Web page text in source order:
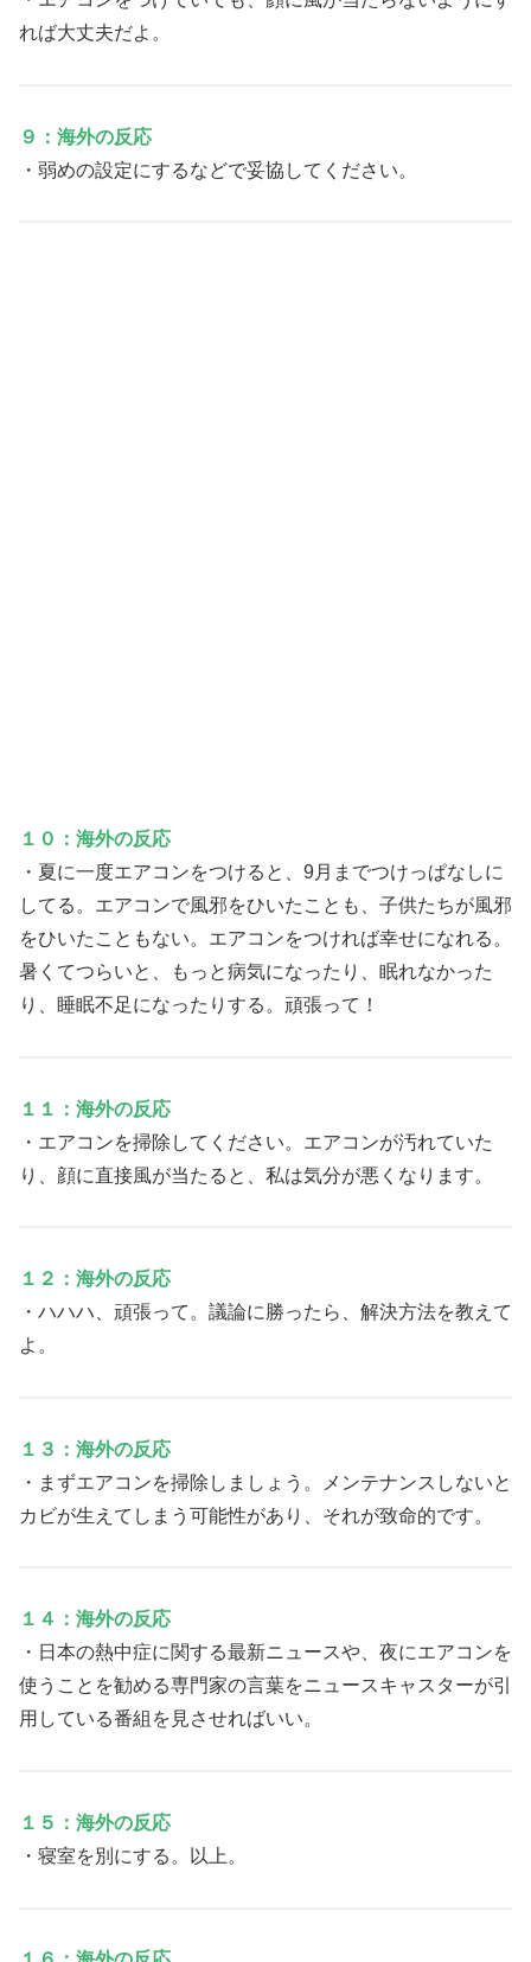
れば大丈夫だよ。
９：海外の反応
・弱めの設定にするなどで妥協してください。
１０：海外の反応
・夏に一度エアコンをつけると、9月までつけっぱなしに
してる。エアコンで風邪をひいたことも、子供たちが風邪
をひいたこともない。エアコンをつければ幸せになれる。
暑くてつらいと、もっと病気になったり、眠れなかった
り、睡眠不足になったりする。頑張って！
１１：海外の反応
・エアコンを掃除してください。エアコンが汚れていた
り、顔に直接風が当たると、私は気分が悪くなります。
１２：海外の反応
・ハハハ、頑張って。議論に勝ったら、解決方法を教えて
よ。
１３：海外の反応
・まずエアコンを掃除しましょう。メンテナンスしないと
カビが生えてしまう可能性があり、それが致命的です。
１４：海外の反応
・日本の熱中症に関する最新ニュースや、夜にエアコンを
使うことを勧める専門家の言葉をニュースキャスターが引
用している番組を見させればいい。
１５：海外の反応
・寝室を別にする。以上。